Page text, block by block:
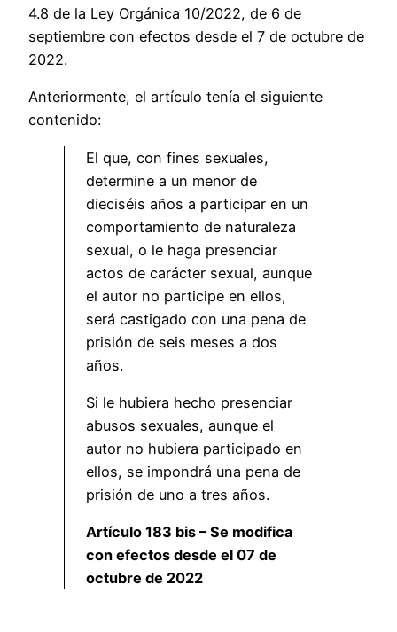
4.8 de la Ley Orgánica 10/2022, de 6 de
septiembre con efectos desde el 7 de octubre de
2022.
Anteriormente, el artículo tenía el siguiente
contenido:
El que, con fines sexuales,
determine a un menor de
dieciséis años a participar en un
comportamiento de naturaleza
sexual, o le haga presenciar
actos de carácter sexual, aunque
el autor no participe en ellos,
será castigado con una pena de
prisión de seis meses a dos
años.
Si le hubiera hecho presenciar
abusos sexuales, aunque el
autor no hubiera participado en
ellos, se impondrá una pena de
prisión de uno a tres años.
Artículo 183 bis – Se modifica
con efectos desde el 07 de
octubre de 2022